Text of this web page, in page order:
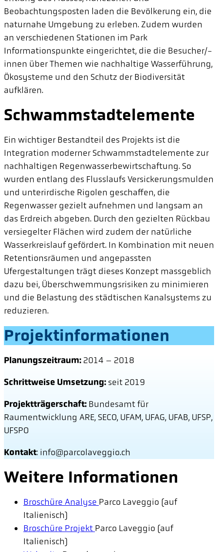
Beobachtungsposten laden die Bevölkerung ein, die
naturnahe Umgebung zu erleben. Zudem wurden
an verschiedenen Stationen im Park
Informationspunkte eingerichtet, die die Besucher/-
innen über Themen wie nachhaltige Wasserführung,
Ökosysteme und den Schutz der Biodiversität
aufklären.
Schwammstadtelemente
Ein wichtiger Bestandteil des Projekts ist die
Integration moderner Schwammstadtelemente zur
nachhaltigen Regenwasserbewirtschaftung. So
wurden entlang des Flusslaufs Versickerungsmulden
und unterirdische Rigolen geschaffen, die
Regenwasser gezielt aufnehmen und langsam an
das Erdreich abgeben. Durch den gezielten Rückbau
versiegelter Flächen wird zudem der natürliche
Wasserkreislauf gefördert. In Kombination mit neuen
Retentionsräumen und angepassten
Ufergestaltungen trägt dieses Konzept massgeblich
dazu bei, Überschwemmungsrisiken zu minimieren
und die Belastung des städtischen Kanalsystems zu
reduzieren.
Projektinformationen
Planungszeitraum: 2014 – 2018
Schrittweise Umsetzung: seit 2019
Projektträgerschaft: Bundesamt für
Raumentwicklung ARE, SECO, UFAM, UFAG, UFAB, UFSP,
UFSPO
Kontakt: info@parcolaveggio.ch
Weitere Informationen
Broschüre Analyse Parco Laveggio (auf
Italienisch)
Broschüre Projekt Parco Laveggio (auf
Italienisch)